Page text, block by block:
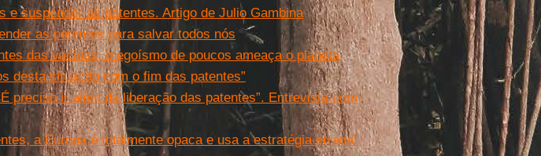
e suspender as patentes. Artigo de Julio Gambina
as patentes para salvar todos nós
das vacinas, o egoísmo de poucos ameaça o planeta
desta situação com o fim das patentes”
preciso ir além da liberação das patentes”. Entrevista com
a Europa é totalmente opaca e usa a estratégia errada”